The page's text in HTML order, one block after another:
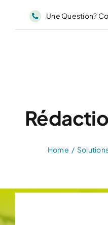
Une Question?
Home